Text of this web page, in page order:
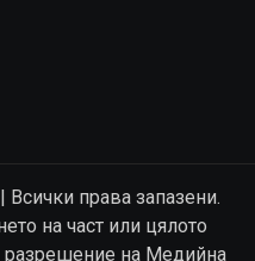
права запазени.
на част или цялото
разрешение на Медийна